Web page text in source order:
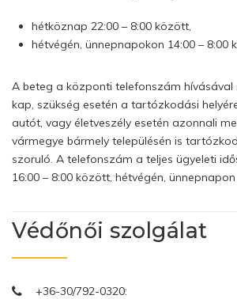
hétköznap 22:00 – 8:00 között,
hétvégén, ünnepnapokon 14:00 – 8:00
A beteg a központi telefonszám
kap, szükség esetén a tartózkodási
autót, vagy életveszély esetén azonnali
vármegye bármely településén is
szoruló. A telefonszám a teljes ügyeleti
16:00 – 8:00 között, hétvégén,
Védőnői szolgálat
+36-30/792-0320: